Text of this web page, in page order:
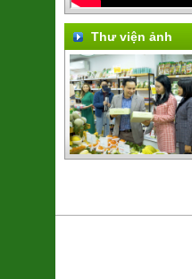
Thư viện ảnh